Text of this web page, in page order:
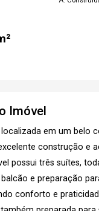
Imóvel
localizada em um belo
construção e
possui três suítes,
e preparação
conforto e